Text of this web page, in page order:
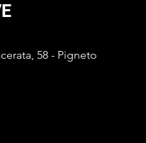
58 - Pigneto